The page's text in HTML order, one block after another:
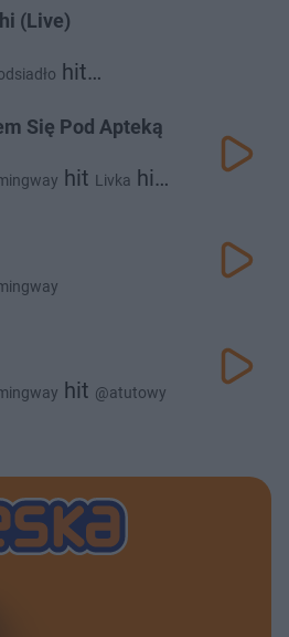
(Live)
hit
Się Pod Apteką
hit Livka hit
hit @atutowy